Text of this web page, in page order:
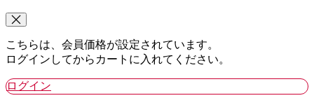
こちらは、会員価格が設定されています。
ログインしてからカートに入れてください。
ログイン